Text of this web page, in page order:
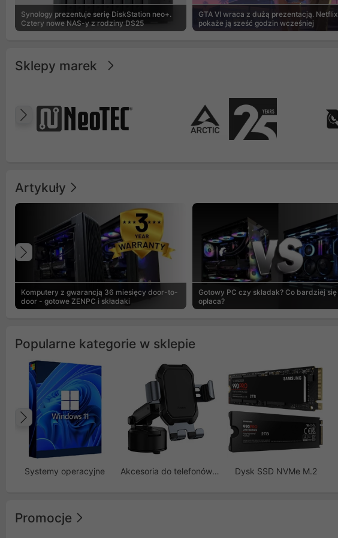
Synology prezentuje serię DiskStation neo+.
Cztery nowe NAS-y z rodziny DS25
GTA VI wraca z dużą prezentacją. Netflix
pokaże ją sześć godzin wcześniej
Sklepy marek
Poprzedni
Artykuły
Komputery z gwarancją 36 miesięcy door-to-
door - gotowe ZENPC i składaki
Gotowy PC czy składak? Co bardziej się
opłaca?
Poprzedni
Popularne kategorie w sklepie
Systemy operacyjne Akcesoria do telefonów GSM Dysk SSD NVMe M.2
Poprzedni
Promocje